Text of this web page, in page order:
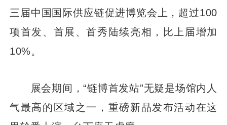
三届中国国际供应链促进博览会上，超过100
项首发、首展、首秀陆续亮相，比上届增加
10%。
展会期间，“链博首发站”无疑是场馆内人
气最高的区域之一，重磅新品发布活动在这